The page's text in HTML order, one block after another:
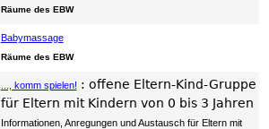
Räume des EBW
Babymassage
Räume des EBW
..., komm spielen! : offene Eltern-Kind-Gruppe
für Eltern mit Kindern von 0 bis 3 Jahren
Informationen, Anregungen und Austausch für Eltern mit